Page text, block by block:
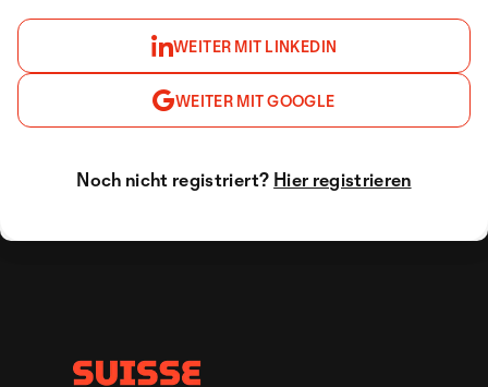
WEITER MIT LINKEDIN
WEITER MIT GOOGLE
Noch nicht registriert? Hier registrieren